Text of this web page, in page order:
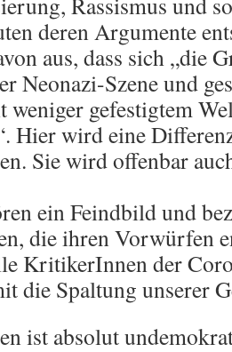
deren Argumente
aus, dass sich „die
Neonazi-Szene und
weniger gefestigtem
Hier wird eine
Sie wird offenbar
ein Feindbild und
die ihren Vorwürfen
KritikerInnen der
die Spaltung unserer
ist absolut